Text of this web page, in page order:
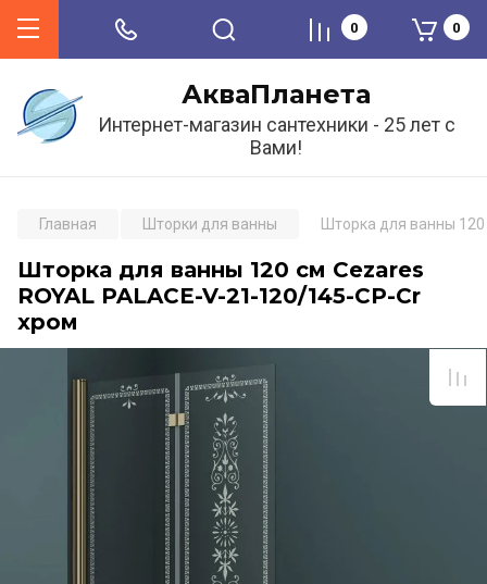
АкваПланета
Интернет-магазин сантехники - 25 лет с
Вами!
0 0
Главная Шторки для ванны Шторка для ванны
Шторка для ванны 120 см Cezares
ROYAL PALACE-V-21-120/145-CP-Cr
хром